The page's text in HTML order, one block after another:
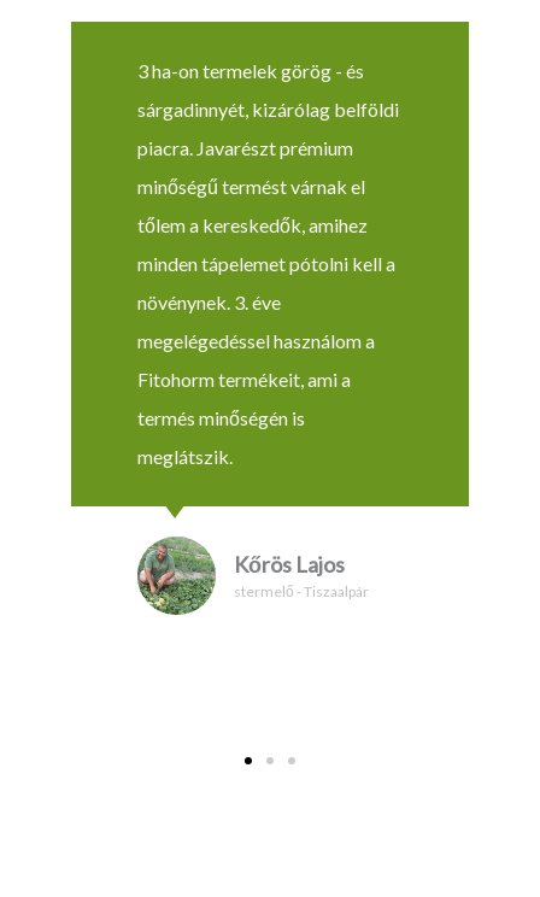
3 ha-on termelek görög - és
sárgadinnyét, kizárólag belföldi
piacra. Javarészt prémium
minőségű termést várnak el
tőlem a kereskedők, amihez
minden tápelemet pótolni kell a
növénynek. 3. éve
megelégedéssel használom a
Fitohorm termékeit, ami a
termés minőségén is
meglátszik.
Kőrös Lajos
stermelő - Tiszaalpár